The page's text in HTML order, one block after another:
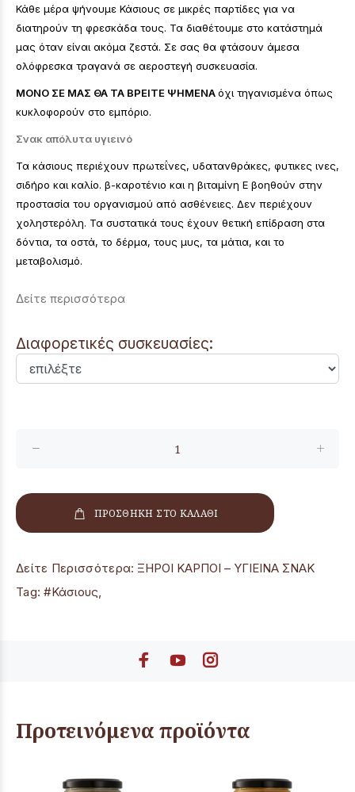
Κάθε μέρα ψήνουμε Κάσιους σε μικρές παρτίδες για να
διατηρούν τη φρεσκάδα τους. Τα διαθέτουμε στο κατάστημά
μας όταν είναι ακόμα ζεστά. Σε σας θα φτάσουν άμεσα
ολόφρεσκα τραγανά σε αεροστεγή συσκευασία.
ΜΟΝΟ ΣΕ ΜΑΣ ΘΑ ΤΑ ΒΡΕΙΤΕ ΨΗΜΕΝΑόχι τηγανισμένα όπως
κυκλοφορούν στο εμπόριο.
Σνακ απόλυτα υγιεινό
Τα κάσιους περιέχουν πρωτεΐνες, υδατανθράκες, φυτικες ινες,
σιδήρο και καλίο. β-καροτένιο και η βιταμίνη Ε βοηθούν στην
προστασία του οργανισμού από ασθένειες. Δεν περιέχουν
χοληστερόλη. Τα συστατικά τους έχουν θετική επίδραση στα
δόντια, τα οστά, το δέρμα, τους μυς, τα μάτια, και το
μεταβολισμό.
Δείτε περισσότερα
Διαφορετικές συσκευασίες:
ΠΡΟΣΘΗΚΗ ΣΤΟ ΚΑΛΑΘΙ
Δείτε Περισσότερα: ΞΗΡΟΙ ΚΑΡΠΟΙ – ΥΓΙΕΙΝΑ ΣΝΑΚ
Tag: #Κάσιους,
Προτεινόμενα προϊόντα